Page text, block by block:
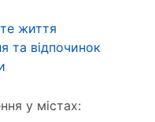
життя
та відпочинок
у містах: